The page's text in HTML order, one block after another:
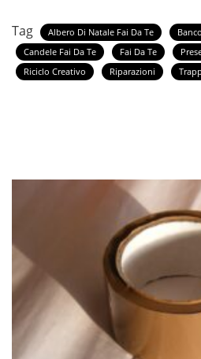
Tag Albero Di Natale Fai Da Te
Candele Fai Da Te
Fai Da Te
Riciclo Creativo
Riparazioni